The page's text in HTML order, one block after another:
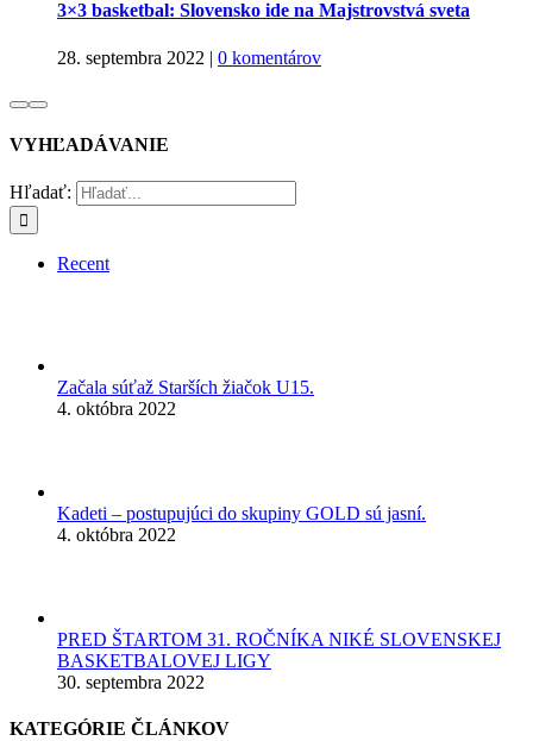
3×3 basketbal: Slovensko ide na Majstrovstvá sveta
28. septembra 2022 | 0 komentárov
VYHĽADÁVANIE
Hľadať:
Recent
Začala súťaž Starších žiačok U15.
4. októbra 2022
Kadeti – postupujúci do skupiny GOLD sú jasní.
4. októbra 2022
PRED ŠTARTOM 31. ROČNÍKA NIKÉ SLOVENSKEJ
BASKETBALOVEJ LIGY
30. septembra 2022
KATEGÓRIE ČLÁNKOV